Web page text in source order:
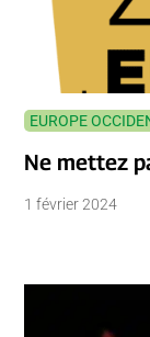
EUROPE
Ne mettez
1 février 2024